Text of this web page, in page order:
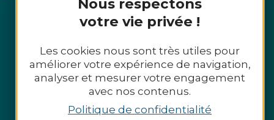
Nous respectons
votre vie privée !
Les cookies nous sont très utiles pour
améliorer votre expérience de navigation,
analyser et mesurer votre engagement
avec nos contenus.
Politique de confidentialité